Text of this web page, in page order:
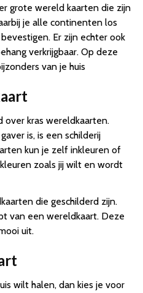
grote wereld kaarten die zijn
je alle continenten los
Er zijn echter ook
verkrijgbaar. Op deze
van je huis
over kras wereldkaarten.
is, is een schilderij
kun je zelf inkleuren of
zoals jij wilt en wordt
die geschilderd zijn.
van een wereldkaart. Deze
uit.
wilt halen, dan kies je voor